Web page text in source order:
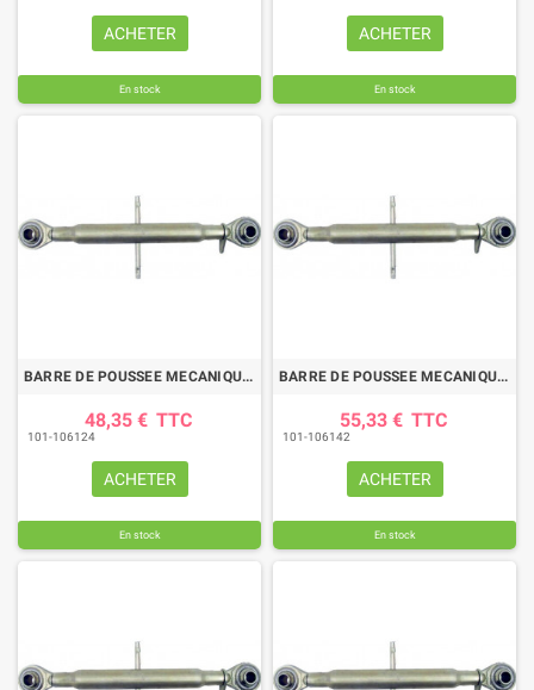
ACHETER
En stock
ACHETER
En stock
BARRE DE POUSSEE MECANIQUE ROTULE-ROTULE LG 770-1020 CAT2
48,35 € TTC
101-106124
ACHETER
En stock
BARRE DE POUSSEE MECANIQUE ROTULE-ROTULE LG 840-1090 CAT2
55,33 € TTC
101-106142
ACHETER
En stock